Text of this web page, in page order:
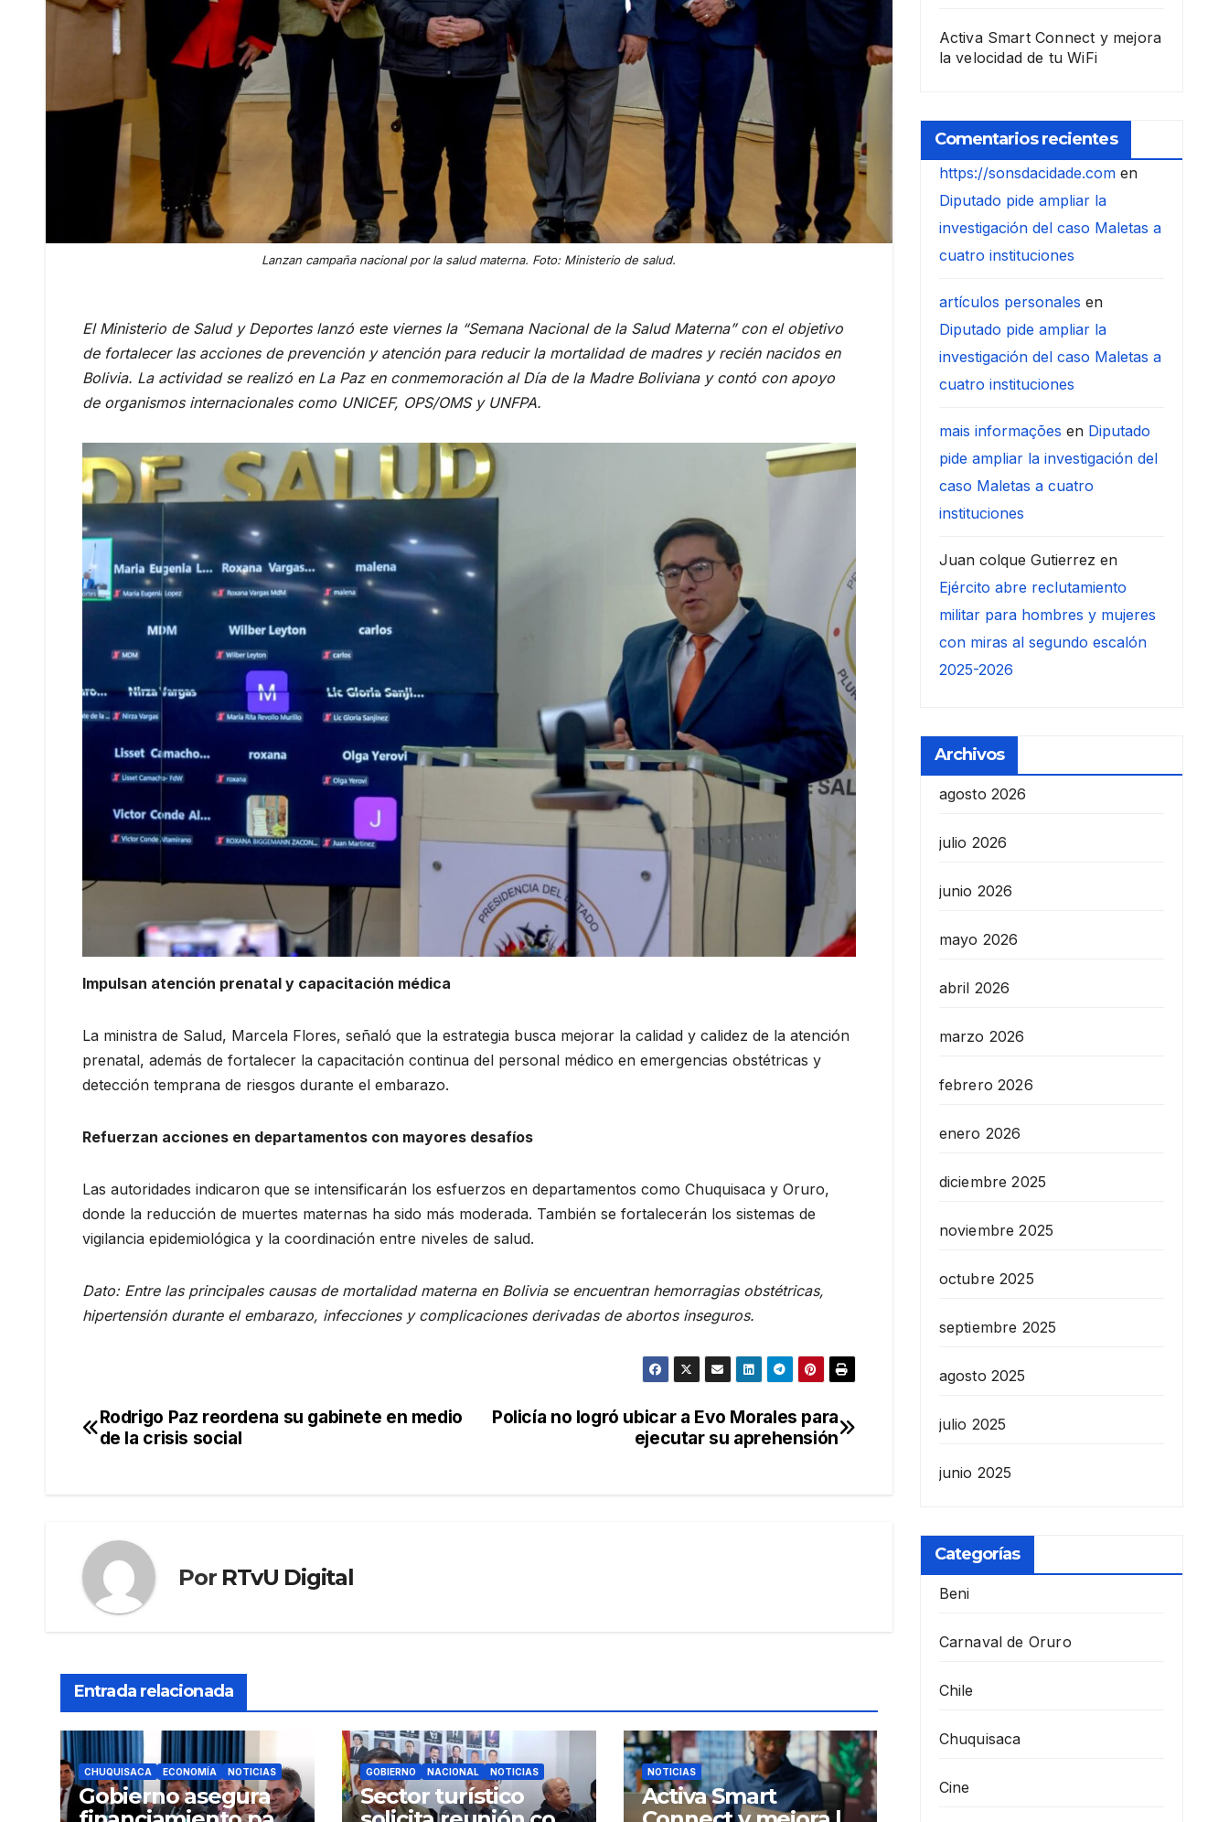
Lanzan campaña nacional por la salud materna. Foto: Ministerio de salud.
El Ministerio de Salud y Deportes lanzó este viernes la “Semana Nacional de la Salud Materna” con el objetivo
de fortalecer las acciones de prevención y atención para reducir la mortalidad de madres y recién nacidos en
Bolivia. La actividad se realizó en La Paz en conmemoración al Día de la Madre Boliviana y contó con apoyo
de organismos internacionales como UNICEF, OPS/OMS y UNFPA.
Impulsan atención prenatal y capacitación médica
La ministra de Salud, Marcela Flores, señaló que la estrategia busca mejorar la calidad y calidez de la atención
prenatal, además de fortalecer la capacitación continua del personal médico en emergencias obstétricas y
detección temprana de riesgos durante el embarazo.
Refuerzan acciones en departamentos con mayores desafíos
Las autoridades indicaron que se intensificarán los esfuerzos en departamentos como Chuquisaca y Oruro,
donde la reducción de muertes maternas ha sido más moderada. También se fortalecerán los sistemas de
vigilancia epidemiológica y la coordinación entre niveles de salud.
Dato: Entre las principales causas de mortalidad materna en Bolivia se encuentran hemorragias obstétricas,
hipertensión durante el embarazo, infecciones y complicaciones derivadas de abortos inseguros.
Navegación
Policía no logró ubicar a Evo Morales para
ejecutar su aprehensión
Rodrigo Paz reordena su gabinete en medio
de la crisis social
Por RTvU Digital
Entrada relacionada
CHUQUISACA ECONOMÍA NOTICIAS
Gobierno asegura
GOBIERNO NACIONAL NOTICIAS
Sector turístico
NOTICIAS
Activa Smart
Activa Smart Connect y mejora
la velocidad de tu WiFi
Comentarios recientes
https://sonsdacidade.comen
Diputado pide ampliar la
investigación del caso Maletas a
cuatro instituciones
artículos personales en
Diputado pide ampliar la
investigación del caso Maletas a
cuatro instituciones
mais informações en Diputado
pide ampliar la investigación del
caso Maletas a cuatro
instituciones
Juan colque Gutierrez en
Ejército abre reclutamiento
militar para hombres y mujeres
con miras al segundo escalón
2025-2026
Archivos
agosto 2026
julio 2026
junio 2026
mayo 2026
abril 2026
marzo 2026
febrero 2026
enero 2026
diciembre 2025
noviembre 2025
octubre 2025
septiembre 2025
agosto 2025
julio 2025
junio 2025
Categorías
Beni
Carnaval de Oruro
Chile
Chuquisaca
Cine